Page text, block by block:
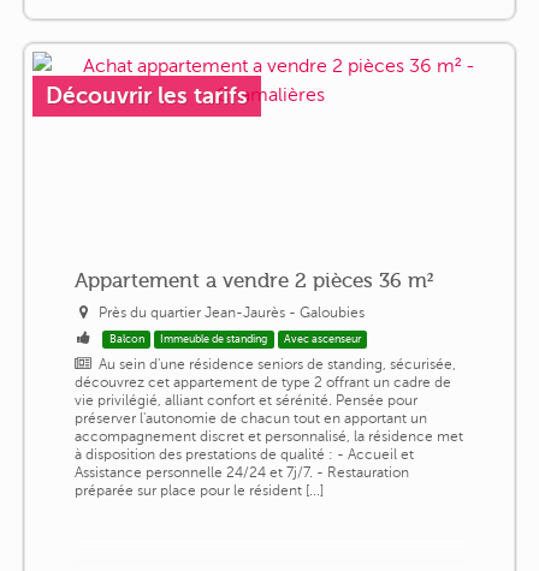
Découvrir les tarifs
Appartement a vendre 2 pièces 36 m²
Près du quartier Jean-Jaurès - Galoubies
Balcon Immeuble de standing Avec ascenseur
Au sein d'une résidence seniors de standing, sécurisée,
découvrez cet appartement de type 2 offrant un cadre de
vie privilégié, alliant confort et sérénité. Pensée pour
préserver l'autonomie de chacun tout en apportant un
accompagnement discret et personnalisé, la résidence met
à disposition des prestations de qualité : - Accueil et
Assistance personnelle 24/24 et 7j/7. - Restauration
préparée sur place pour le résident [...]